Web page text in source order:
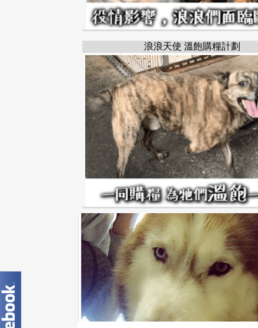
浪浪天使 溫飽購糧計劃
三民區 哈士奇 高雄市 HUSKY
SANMIN